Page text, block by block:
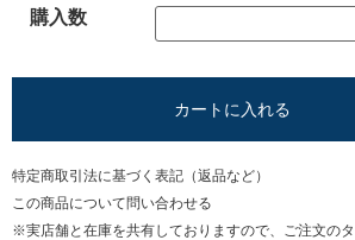
購入数
カートに入れる
特定商取引法に基づく表記（返品など）
この商品について問い合わせる
※実店舗と在庫を共有しておりますので、ご注文の